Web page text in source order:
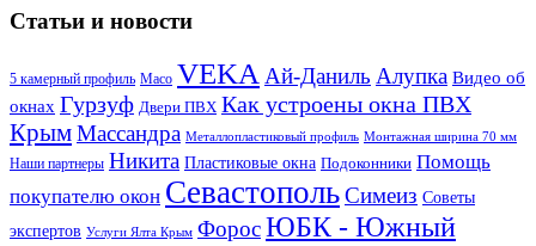
Статьи и новости
5 камерный профиль Maco VEKA Ай-Даниль Алупка Видео об
окнах Гурзуф Двери ПВХ Как устроены окна ПВХ
КрымМассандра Металлопластиковый профиль Монтажная ширина 70 мм
Наши партнеры Никита Пластиковые окна Подоконники Помощь
покупателю окон СевастопольСимеиз Советы
экспертов Услуги Ялта Крым ФоросЮБК - Южный